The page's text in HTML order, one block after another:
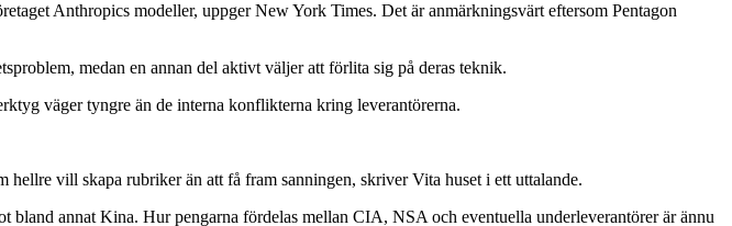
Anthropics modeller, uppger New York Times. Det är anmärkningsvärt eftersom Pentagon
medan en annan del aktivt väljer att förlita sig på deras teknik.
väger tyngre än de interna konflikterna kring leverantörerna.
vill skapa rubriker än att få fram sanningen, skriver Vita huset i ett uttalande.
annat Kina. Hur pengarna fördelas mellan CIA, NSA och eventuella underleverantörer är ännu